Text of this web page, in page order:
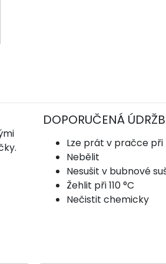
DOPORUČENÁ
Lze prát v pračce při
Nebělit
Nesušit v bubnové
Žehlit při 110 °C
Nečistit chemicky